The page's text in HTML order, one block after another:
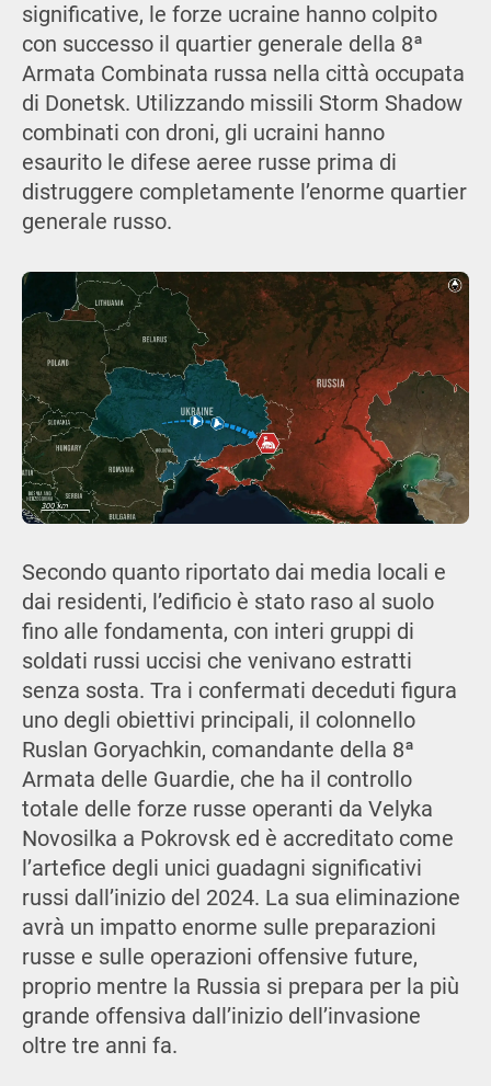
significative, le forze ucraine hanno colpito
con successo il quartier generale della 8ª
Armata Combinata russa nella città occupata
di Donetsk. Utilizzando missili Storm Shadow
combinati con droni, gli ucraini hanno
esaurito le difese aeree russe prima di
distruggere completamente l’enorme quartier
generale russo.
Secondo quanto riportato dai media locali e
dai residenti, l’edificio è stato raso al suolo
fino alle fondamenta, con interi gruppi di
soldati russi uccisi che venivano estratti
senza sosta. Tra i confermati deceduti figura
uno degli obiettivi principali, il colonnello
Ruslan Goryachkin, comandante della 8ª
Armata delle Guardie, che ha il controllo
totale delle forze russe operanti da Velyka
Novosilka a Pokrovsk ed è accreditato come
l’artefice degli unici guadagni significativi
russi dall’inizio del 2024. La sua eliminazione
avrà un impatto enorme sulle preparazioni
russe e sulle operazioni offensive future,
proprio mentre la Russia si prepara per la più
grande offensiva dall’inizio dell’invasione
oltre tre anni fa.